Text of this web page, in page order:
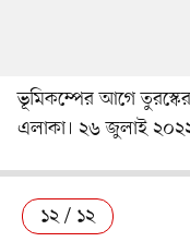
ভূমিকম্পের আগে
এলাকা। ২৬ জুলাই
১২ / ১২